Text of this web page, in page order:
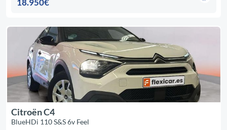
18.950€
Citroën C4
BlueHDi 110 S&S 6v Feel